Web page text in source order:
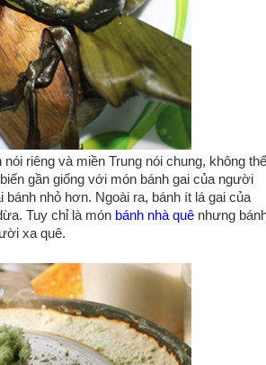
riêng và miền Trung nói chung, không thể
gần giống với món bánh gai của người
nhỏ hơn. Ngoài ra, bánh ít lá gai của
Tuy chỉ là món bánh nhà quê nhưng
xa quê.